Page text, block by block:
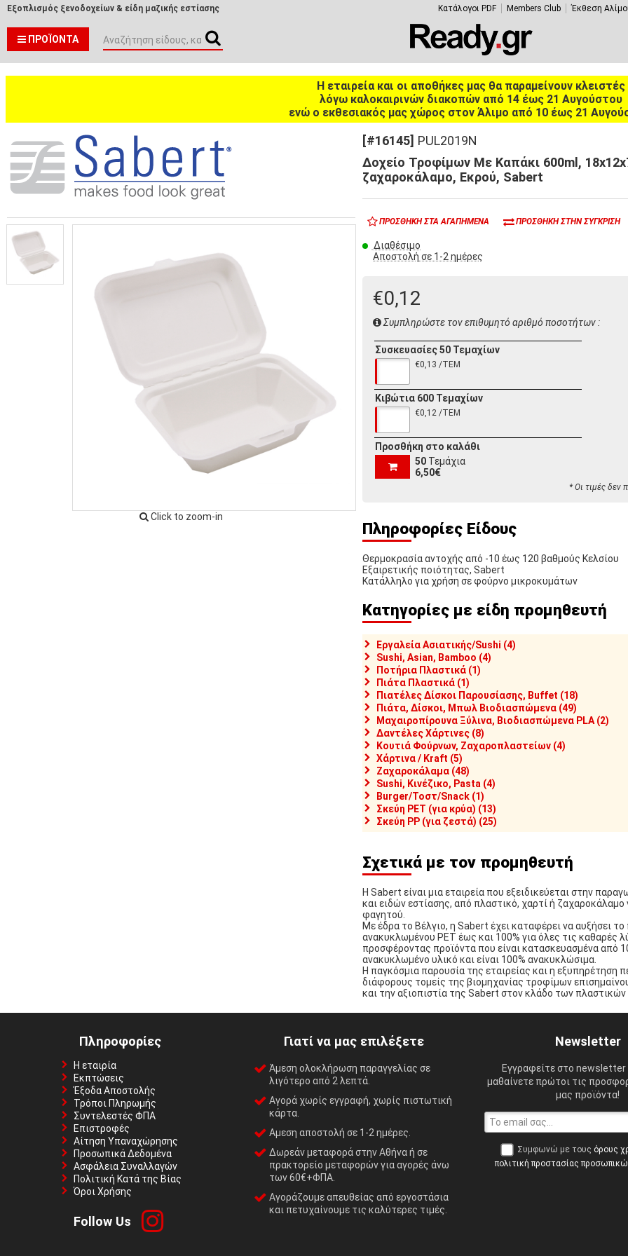
Εξοπλισμός ξενοδοχείων & είδη μαζικής εστίασης Κατάλογοι PDF Members Club Έκθεση
ΠΡΟΪΌΝΤΑ
Η εταιρεία και οι αποθήκες μας θα παραμείνουν κλειστές
λόγω καλοκαιρινών διακοπών από 14 έως 21 Αυγούστου
ενώ ο εκθεσιακός μας χώρος στον Άλιμο από 10 έως 21
Click to zoom-in
[#16145] PUL2019N
Δοχείο Τροφίμων Με Καπάκι 600ml,
ζαχαροκάλαμο, Εκρού, Sabert
ΠΡΟΣΘΉΚΗ ΣΤΑ ΑΓΑΠΗΜΈΝΑ ΠΡΟΣΘΉΚΗ ΣΤΗΝ ΣΎΓΚΡΙΣΗ
Διαθέσιμο
Αποστολή σε 1-2 ημέρες
€0,12
Συμπληρώστε τον επιθυμητό αριθμό ποσοτήτων :
Συσκευασίες 50 Τεμαχίων
€0,13 /ΤΕΜ
Κιβώτια 600 Τεμαχίων
€0,12 /ΤΕΜ
Προσθήκη στο καλάθι
50 Τεμάχια
6,50€
* Οι τιμές δεν
Πληροφορίες Είδους
Θερμοκρασία αντοχής από -10 έως 120 βαθμούς Κελσίου
Εξαιρετικής ποιότητας, Sabert
Κατάλληλο για χρήση σε φούρνο μικροκυμάτων
Κατηγορίες με είδη προμηθευτή
Εργαλεία Ασιατικής/Sushi (4)
Sushi, Asian, Bamboo (4)
Ποτήρια Πλαστικά (1)
Πιάτα Πλαστικά (1)
Πιατέλες Δίσκοι Παρουσίασης, Buffet (18)
Πιάτα, Δίσκοι, Μπωλ Βιοδιασπώμενα (49)
Μαχαιροπίρουνα Ξύλινα, Βιοδιασπώμενα PLA (2)
Δαντέλες Χάρτινες (8)
Κουτιά Φούρνων, Ζαχαροπλαστείων (4)
Χάρτινα / Kraft (5)
Ζαχαροκάλαμα (48)
Sushi, Κινέζικο, Pasta (4)
Burger/Τοστ/Snack (1)
Σκεύη PET (για κρύα) (13)
Σκεύη PP (για ζεστά) (25)
Σχετικά με τον προμηθευτή
Η Sabert είναι μια εταιρεία που εξειδικεύεται στην
και ειδών εστίασης, από πλαστικό, χαρτί ή ζαχαροκάλαμο
φαγητού.
Με έδρα το Βέλγιο, η Sabert έχει καταφέρει να αυξήσει
ανακυκλωμένου PET έως και 100% για όλες τις καθαρές
προσφέροντας προϊόντα που είναι κατασκευασμένα από
ανακυκλωμένο υλικό και είναι 100% ανακυκλώσιμα.
Η παγκόσμια παρουσία της εταιρείας και η εξυπηρέτηση
διάφορους τομείς της βιομηχανίας τροφίμων
και την αξιοπιστία της Sabert στον κλάδο των πλαστικών
Πληροφορίες
Η εταιρία
Εκπτώσεις
Έξοδα Αποστολής
Τρόποι Πληρωμής
Συντελεστές ΦΠΑ
Επιστροφές
Αίτηση Υπαναχώρησης
Προσωπικά Δεδομένα
Ασφάλεια Συναλλαγών
Πολιτική Κατά της Βίας
Όροι Χρήσης
Follow Us
Γιατί να μας επιλέξετε
Άμεση ολοκλήρωση παραγγελίας σε
λιγότερο από 2 λεπτά.
Αγορά χωρίς εγγραφή, χωρίς πιστωτική
κάρτα.
Αμεση αποστολή σε 1-2 ημέρες.
Δωρεάν μεταφορά στην Αθήνα ή σε
πρακτορείο μεταφορών για αγορές άνω
των 60€+ΦΠΑ.
Αγοράζουμε απευθείας από εργοστάσια
και πετυχαίνουμε τις καλύτερες τιμές.
Newsletter
Εγγραφείτε στο newsletter
μαθαίνετε πρώτοι τις
μας προϊόντα!
Συμφωνώ με τους όρους
πολιτική προστασίας